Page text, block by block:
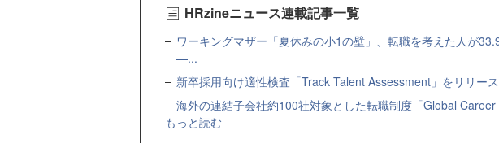
HRzineニュース連載記事一覧
ワーキングマザー「夏休みの小1の壁」、転職を考えた人が
—...
新卒採用向け適性検査「Track Talent Assessment」をリリー
海外の連結子会社約100社対象とした転職制度「Global
もっと読む